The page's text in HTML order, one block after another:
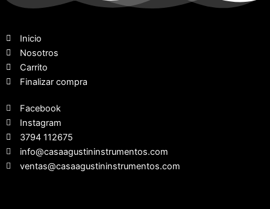
Inicio
Nosotros
Carrito
Finalizar compra
Facebook
Instagram
3794 112675
info@casaagustininstrumentos.com
ventas@casaagustininstrumentos.com